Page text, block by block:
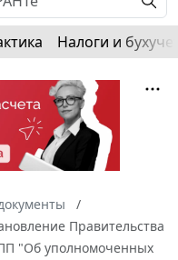
Налоги и
Правительства
"Об уполномоченных